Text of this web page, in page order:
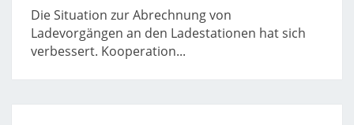
Die Situation zur Abrechnung von
Ladevorgängen an den Ladestationen hat sich
verbessert. Kooperation...